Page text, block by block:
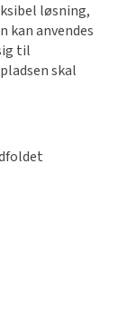
løsning,
kan anvendes
til
skal